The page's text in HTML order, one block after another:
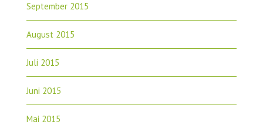
September 2015
August 2015
Juli 2015
Juni 2015
Mai 2015